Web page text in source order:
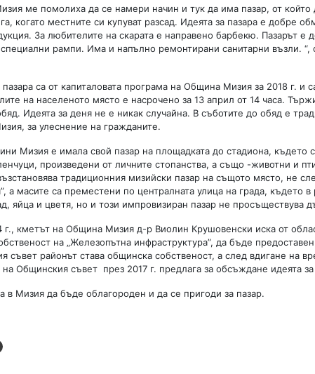
ме помолиха да се намери начин и тук да има пазар, от който
когато местните си купуват разсад. Идеята за пазара е добре
За любителите на скарата е направено барбекю. Пазарът
специални рампи. Има и напълно ремонтирани санитарни възли.
пазара са от капиталовата програма на Община Мизия за 2018 г.
на населеното място е насрочено за 13 април от 14 часа.
Идеята за деня не е никак случайна. В съботите до обяд е
за улеснение на гражданите.
Мизия е имала свой пазар на площадката до стадиона, където
произведени от личните стопанства, а също -животни и
традиционния мизийски пазар на същото място, не
а масите са преместени по централната улица на града, където
яйца и цветя, но и този импровизиран пазар не просъществува
кметът на Община Мизия д-р Виолин Крушовенски иска от
на „Железопътна инфраструктура”, да бъде
съвет районът става общинска собственост, а след вдигане на
Общинския съвет през 2017 г. предлага за обсъждане идеята
в Мизия да бъде облагороден и да се пригоди за пазар.